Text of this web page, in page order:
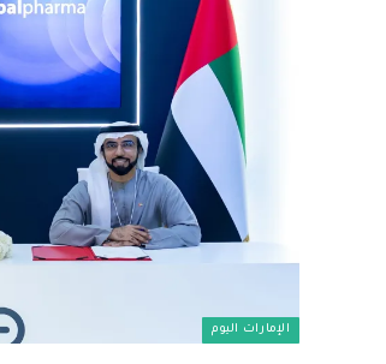
الإمارات اليوم